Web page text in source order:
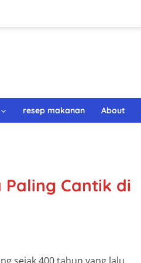
resep makanan About
Cantik di